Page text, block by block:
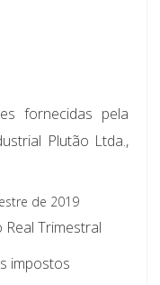
fornecidas pela
Plutão Ltda.,
de 2019
Real Trimestral
impostos